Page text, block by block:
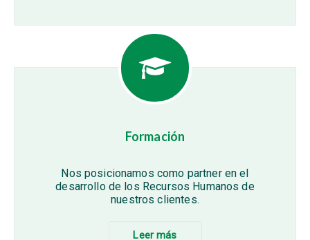
Formación
Nos posicionamos como partner en el
desarrollo de los Recursos Humanos de
nuestros clientes.
Leer más